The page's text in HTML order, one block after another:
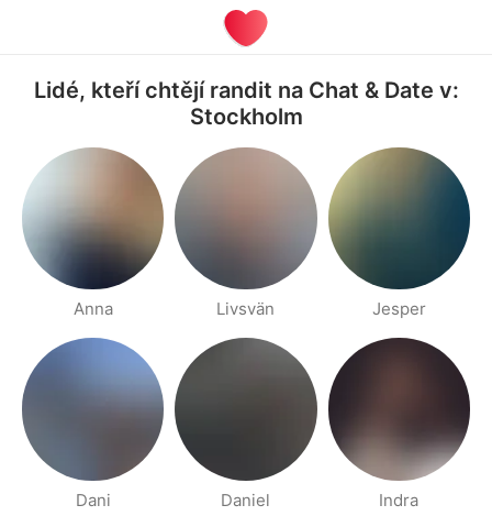
Lidé, kteří chtějí randit na Chat & Date v:
Stockholm
Anna Livsvän Jesper
Dani Daniel Indra